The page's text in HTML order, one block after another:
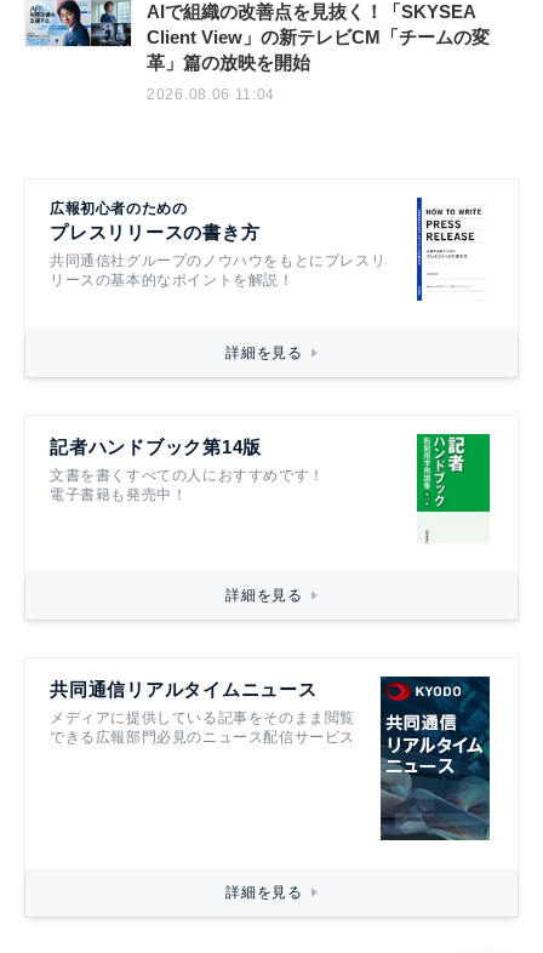
AIで組織の改善点を見抜く！「SKYSEA
Client View」の新テレビCM「チームの変
革」篇の放映を開始
2026.08.06 11:04
広報初心者のための
プレスリリースの書き方
共同通信社グループのノウハウをもとにプレスリ
リースの基本的なポイントを解説！
詳細を見る
記者ハンドブック第14版
文書を書くすべての人におすすめです！
電子書籍も発売中！
詳細を見る
共同通信リアルタイムニュース
メディアに提供している記事をそのまま閲覧
できる広報部門必見のニュース配信サービス
詳細を見る